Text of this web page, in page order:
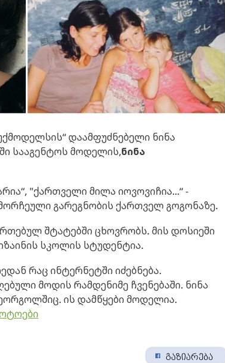
დაამფუძნებელი ნინა
სააგენტოს მოდელის,ნინა
"ქართველი მილა იოვოვიჩია...“ -
გარეგნობის ქართველ გოგონაზე.
შტატებში ცხოვრობს. მის დოსიეში
სკოლის სტუდენტია.
რაც ინტერნეტში იძებნება.
მოდის რამდენიმე ჩვენებაში. ნინა
ის დამწყები მოდელია.
გაზიარება